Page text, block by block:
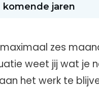
komende jaren
zes
weet jij wat je
het werk te